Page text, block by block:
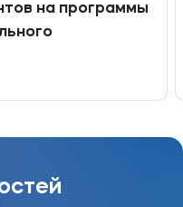
на программы